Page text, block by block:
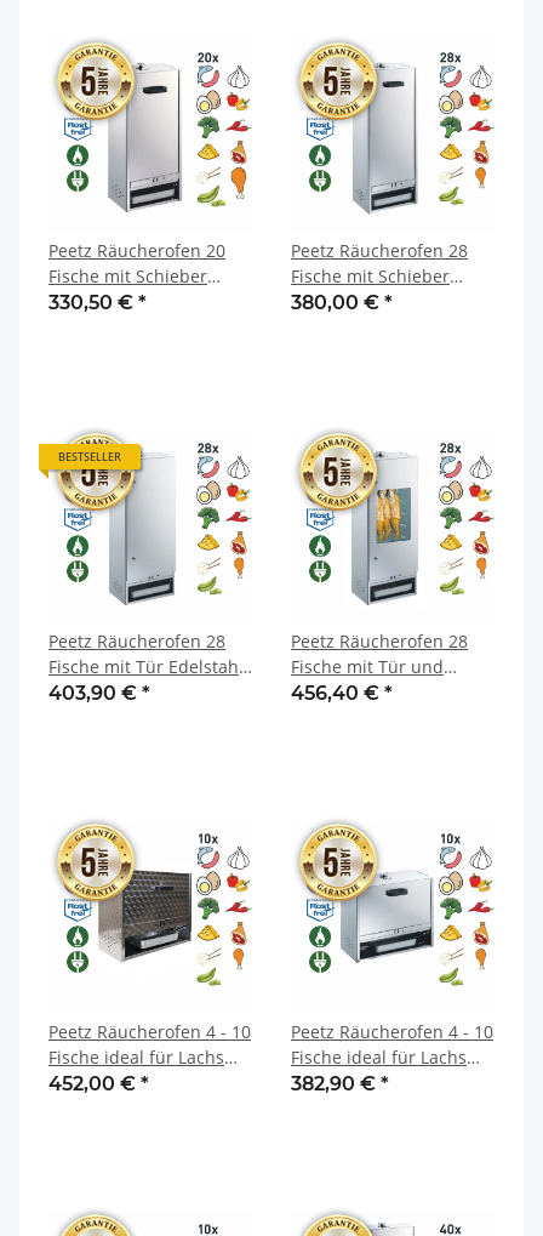
Peetz Räucherofen 20
Fische mit Schieber
Edelstahl rostfrei 28 x 39
330,50 € *
Peetz Räucherofen 28
Fische mit Schieber
Edelstahl rostfrei 28 x 39
380,00 € *
BESTSELLER
Peetz Räucherofen 28
Fische mit Tür Edelstahl
rostfrei 28 x 39 x 100 cm
403,90 € *
Peetz Räucherofen 28
Fische mit Tür und
Sichtfenster Edelstahl
456,40 € *
Peetz Räucherofen 4 - 10
Fische ideal für Lachs
mit Schieber Edelstahl
452,00 € *
Peetz Räucherofen 4 - 10
Fische ideal für Lachs
mit Schieber Edelstahl
382,90 € *